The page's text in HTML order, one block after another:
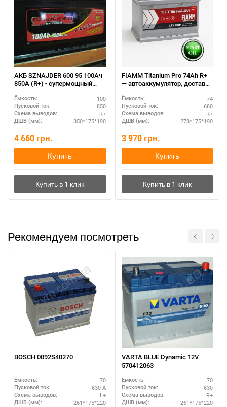
АКБ SZNAJDER 600 95 100Ач
850А (R+) - супермощный
спецтехники
Ёмкость: 100
Пусковой ток: 850
Схема выводов: R+
ДШВ (мм): 350*175*190
4 660 грн.
Купить
FIAMM Titanium Pro 74Ah R+
— автоаккумулятор, доставка
Ёмкость: 74
Пусковой ток: 680
Схема выводов: R+
ДШВ (мм): 278*175*190
3 970 грн.
Купить
Рекомендуем посмотреть
BOSCH 0092S40270
Ёмкость: 70
Пусковой ток: 630 А
Схема выводов: L+
ДШВ (мм): 261*175*220
VARTA BLUE Dynamic 12V
570412063
Ёмкость: 70
Пусковой ток: 630
Схема выводов: R+
ДШВ (мм): 261*175*220